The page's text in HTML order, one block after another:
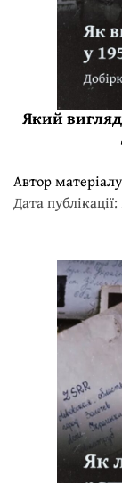
Який
Автор
Дата